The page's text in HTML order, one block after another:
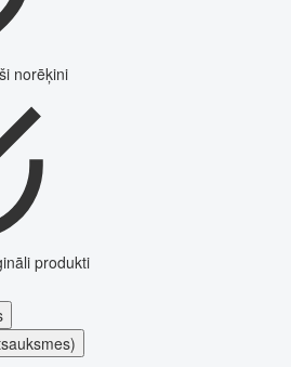
norēķini
produkti